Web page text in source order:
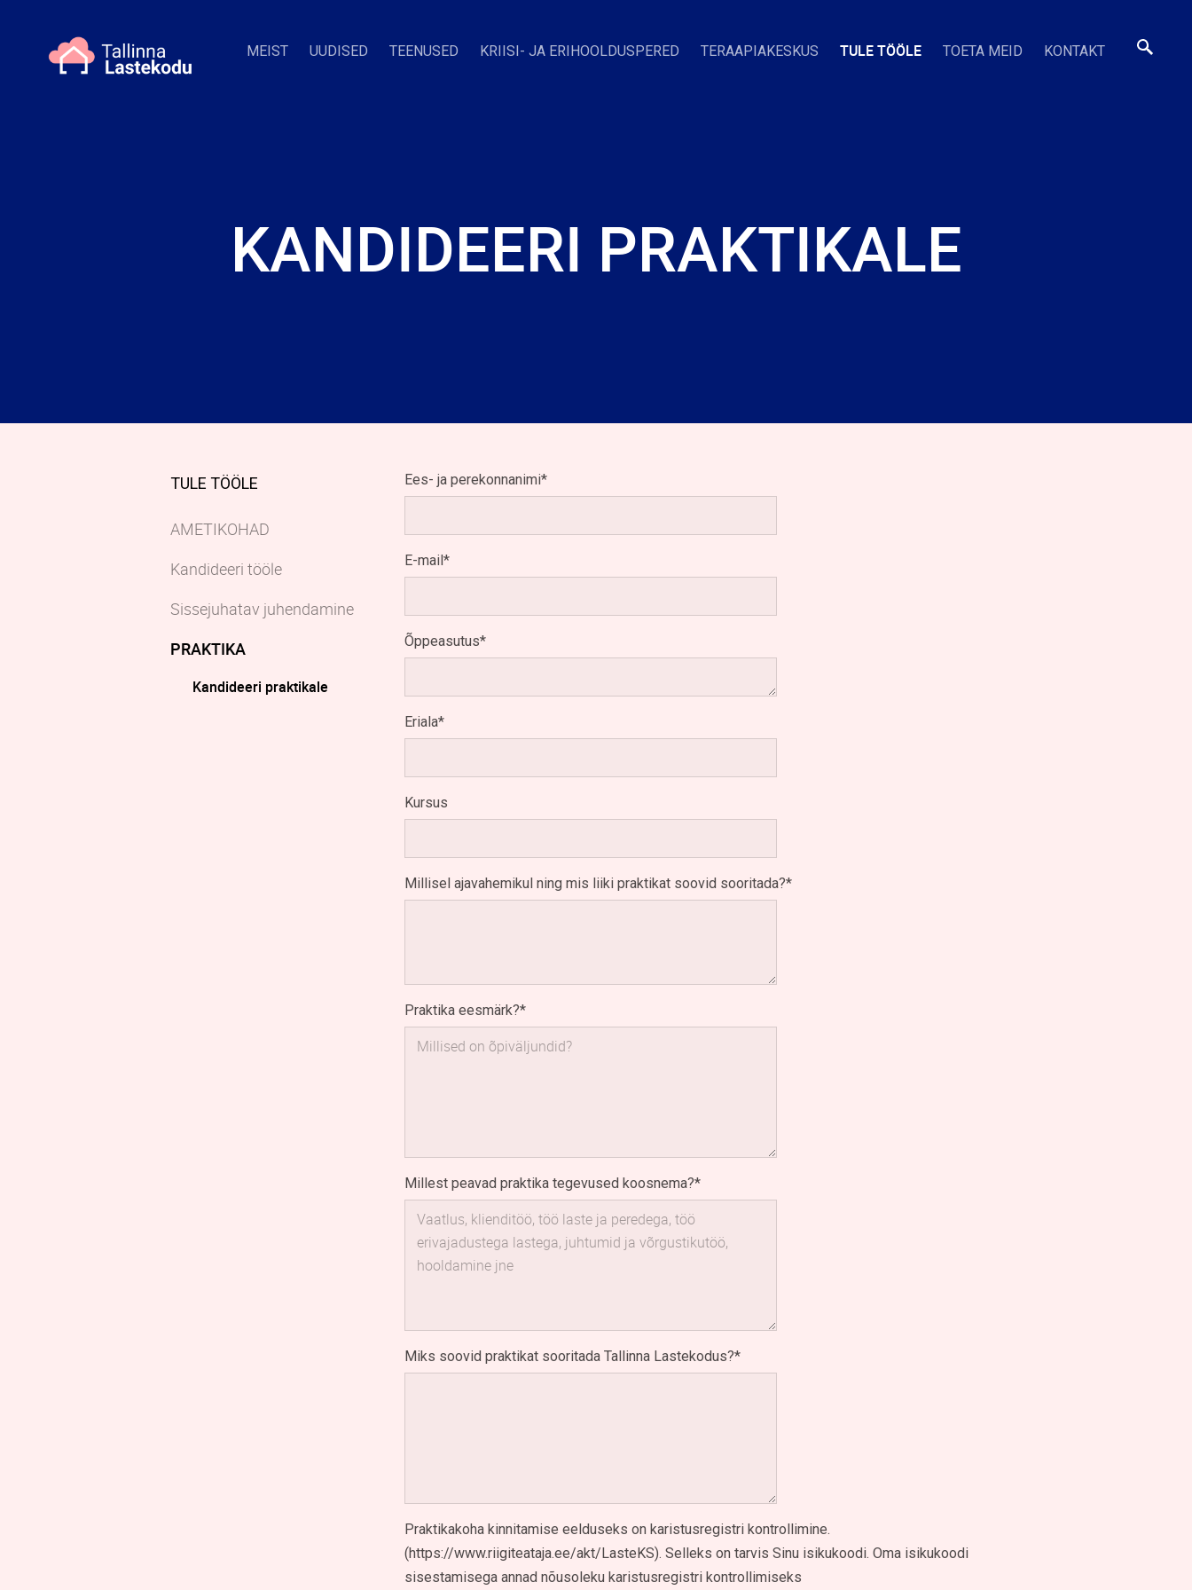
MEIST UUDISED TEENUSED KRIISI- JA ERIHOOLDUSPERED TERAAPIAKESKUS TULE TÖÖLE TOETA MEID KONTAKT
KANDIDEERI PRAKTIKALE
TULE TÖÖLE
AMETIKOHAD
Kandideeri tööle
Sissejuhatav juhendamine
PRAKTIKA
Kandideeri praktikale
Ees- ja perekonnanimi
E-mail
Õppeasutus
Eriala
Kursus
Millisel ajavahemikul ning mis liiki praktikat soovid sooritada?
Praktika eesmärk?
Millest peavad praktika tegevused koosnema?
Miks soovid praktikat sooritada Tallinna Lastekodus?
Praktikakoha kinnitamise eelduseks on karistusregistri kontrollimine.
(https://www.riigiteataja.ee/akt/LasteKS). Selleks on tarvis Sinu isikukoodi. Oma isikukoodi
sisestamisega annad nõusoleku karistusregistri kontrollimiseks